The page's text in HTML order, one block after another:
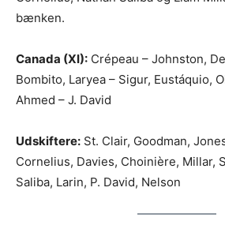
bænken.
Canada (XI): Crépeau – Johnston,
Bombito, Laryea – Sigur, Eustáquio,
Ahmed – J. David
Udskiftere: St. Clair, Goodman,
Cornelius, Davies, Choinière, Millar,
Saliba, Larin, P. David, Nelson